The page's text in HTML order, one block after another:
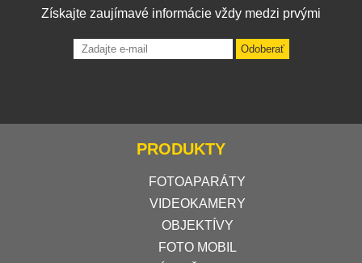
Získajte zaujímavé informácie vždy medzi prvými
Odoberať
PRODUKTY
FOTOAPARÁTY
VIDEOKAMERY
OBJEKTÍVY
FOTO MOBIL